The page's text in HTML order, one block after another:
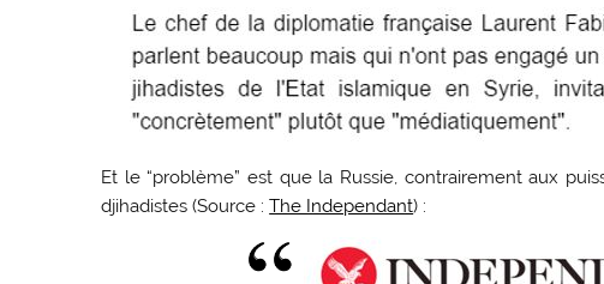
Et le “problème” est que la Russie, contrairement aux
djihadistes (Source :The Independant) :